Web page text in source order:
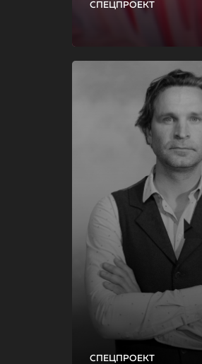
СПЕЦПРОЕКТ
СПЕЦПРОЕКТ